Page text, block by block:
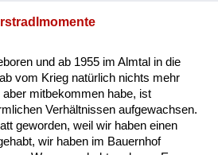
Wohnen
und ab 1955 im Almtal in die
vom Krieg natürlich nichts mehr
mitbekommen habe, ist
Verhältnissen aufgewachsen.
geworden, weil wir haben einen
wir haben im Bauernhof